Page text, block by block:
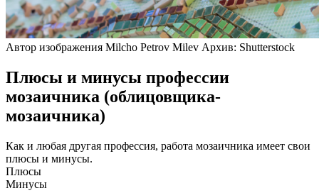
Автор изображения Milcho Petrov Milev Архив: Shutterstock
Плюсы и минусы профессии
мозаичника (облицовщика-
мозаичника)
Как и любая другая профессия, работа мозаичника имеет свои
плюсы и минусы.
Плюсы
Минусы